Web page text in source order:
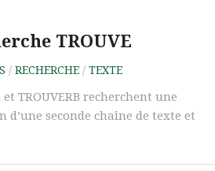
TROUVE
/ RECHERCHE / TEXTE
TROUVERB recherchent une
d’une seconde chaîne de texte et